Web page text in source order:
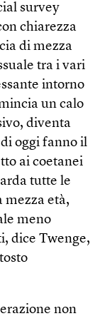
survey
chiarezza
di mezza
tra i vari
intorno
un calo
diventa
oggi fanno il
ai coetanei
tutte le
mezza età,
meno
dice Twenge,
non